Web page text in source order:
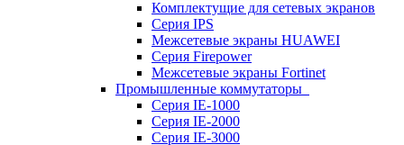
Комплектущие для сетевых экранов
Серия IPS
Межсетевые экраны HUAWEI
Серия Firepower
Межсетевые экраны Fortinet
Промышленные коммутаторы
Серия IE-1000
Серия IE-2000
Серия IE-3000